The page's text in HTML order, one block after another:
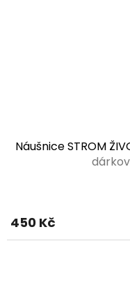
Náušnice STROM
450 Kč